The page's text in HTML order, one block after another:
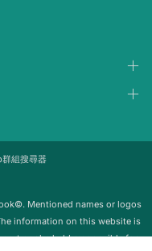
組搜尋器
Mentioned names or logos
information on this website is
nor be held responsible for